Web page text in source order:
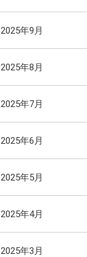
2025年9月
2025年8月
2025年7月
2025年6月
2025年5月
2025年4月
2025年3月